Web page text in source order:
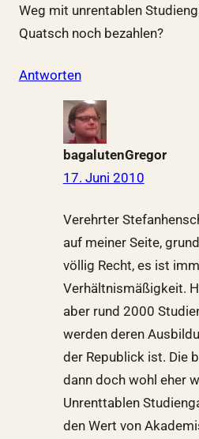
Weg mit unrentablen
Quatsch noch bezahlen?
Antworten
bagalutenGregor
17. Juni 2010
Verehrter
auf meiner Seite,
völlig Recht, es ist
Verhältnismäßigkeit.
aber rund 2000
werden deren
der Republick ist. Die
dann doch wohl eher
Unrenttablen
den Wert von